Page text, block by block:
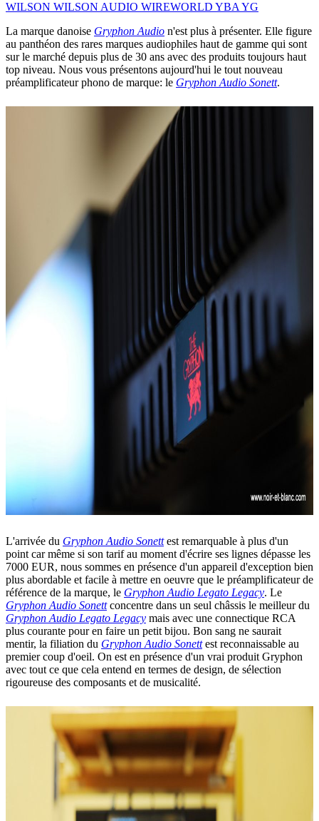
WILSON WILSON AUDIO WIREWORLD YBA YG
La marque danoise Gryphon Audio n'est plus à présenter. Elle figure
au panthéon des rares marques audiophiles haut de gamme qui sont
sur le marché depuis plus de 30 ans avec des produits toujours haut
top niveau. Nous vous présentons aujourd'hui le tout nouveau
préamplificateur phono de marque: le Gryphon Audio Sonett.
L'arrivée du Gryphon Audio Sonettest remarquable à plus d'un
point car même si son tarif au moment d'écrire ses lignes dépasse les
7000 EUR, nous sommes en présence d'un appareil d'exception bien
plus abordable et facile à mettre en oeuvre que le préamplificateur de
référence de la marque, le Gryphon Audio Legato Legacy. Le
Gryphon Audio Sonettconcentre dans un seul châssis le meilleur du
Gryphon Audio Legato Legacy mais avec une connectique RCA
plus courante pour en faire un petit bijou. Bon sang ne saurait
mentir, la filiation du Gryphon Audio Sonettest reconnaissable au
premier coup d'oeil. On est en présence d'un vrai produit Gryphon
avec tout ce que cela entend en termes de design, de sélection
rigoureuse des composants et de musicalité.